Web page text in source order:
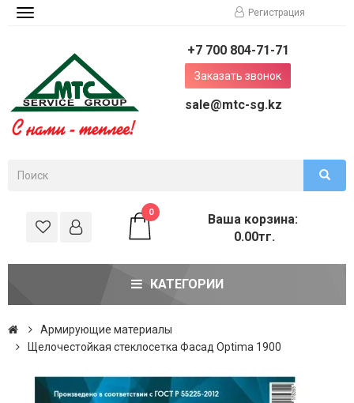
Toggle
Регистрация
+7 700 804-71-71
Заказать звонок
sale@mtc-sg.kz
0
Ваша корзина:
0.00тг.
КАТЕГОРИИ
Армирующие материалы
Щелочестойкая стеклосетка Фасад Optima 1900